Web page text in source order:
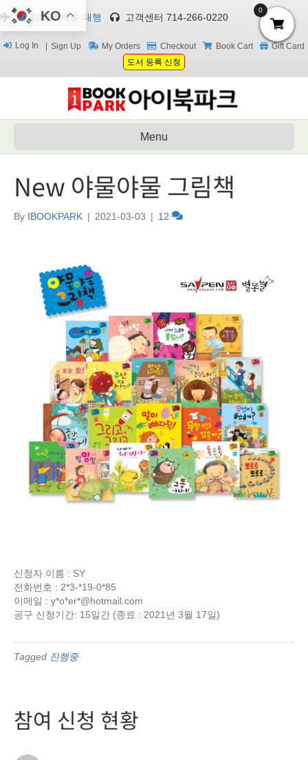
한국/미국 배송 대행 고객센터 714-266-0220
Log In Sign Up My Orders Checkout Book Cart
Gift Card
도서 등록 신청
Menu
New 야물야물 그림책
By IBOOKPARK | 2021-03-03 | 12
신청자 이름 : SY
전화번호 : 2*3-*19-0*85
이메일 : y*o*er*@hotmail.com
공구 신청기간: 15일간 (종료 : 2021년 3월 17일)
Tagged 진행중
참여 신청 현황
KO 0